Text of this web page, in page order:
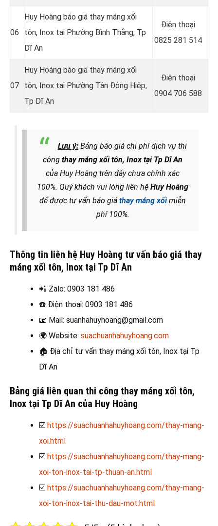
06
Huy Hoàng báo giá thay máng xối
tôn, Inox tại Phường Bình Thắng, Tp
Dĩ An
Điện thoại
0825 281 514
07
Huy Hoàng báo giá thay máng xối
tôn, Inox tại Phường Tân Đông Hiệp,
Tp Dĩ An
Điện thoại
0904 706 588
Lưu ý:Bảng báo giá chi phí dịch vụ thi
công thay máng xối tôn, Inox tại Tp Dĩ An
của Huy Hoàng trên đây chưa chính xác
100%. Quý khách vui lòng liên hệ Huy Hoàng
để được tư vấn báo giá thay máng xốimiễn
phí 100%.
Thông tin liên hệ Huy Hoàng tư vấn báo giá thay
máng xối tôn, Inox tại Tp Dĩ An
📲 Zalo: 0903 181 486
☎️ Điện thoại: 0903 181 486
📧 Mail: suanhahuyhoang@gmail.com
🌍 Website: suachuanhahuyhoang.com
🏠 Địa chỉ tư vấn thay máng xối tôn, Inox tại Tp
Dĩ An
Bảng giá liên quan thi công thay máng xối tôn,
Inox tại Tp Dĩ An của Huy Hoàng
☑️ https://suachuanhahuyhoang.com/thay-mang-
xoi.html
☑️ https://suachuanhahuyhoang.com/thay-mang-
xoi-ton-inox-tai-tp-thuan-an.html
☑️ https://suachuanhahuyhoang.com/thay-mang-
xoi-ton-inox-tai-thu-dau-mot.html